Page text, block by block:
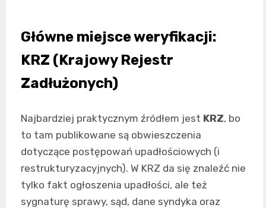
Główne miejsce weryfikacji:
KRZ (Krajowy Rejestr
Zadłużonych)
Najbardziej praktycznym źródłem jest KRZ, bo
to tam publikowane są obwieszczenia
dotyczące postępowań upadłościowych (i
restrukturyzacyjnych). W KRZ da się znaleźć nie
tylko fakt ogłoszenia upadłości, ale też
sygnaturę sprawy, sąd, dane syndyka oraz